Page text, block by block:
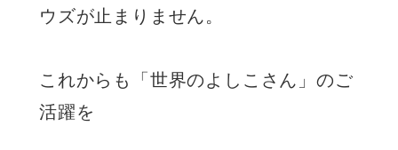
ウズが止まりません。
これからも「世界のよしこさん」のご
活躍を